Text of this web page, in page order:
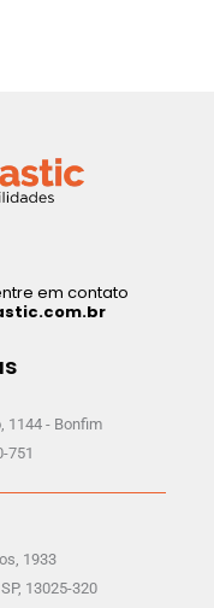
em contato
1144 - Bonfim
751
1933
13025-320